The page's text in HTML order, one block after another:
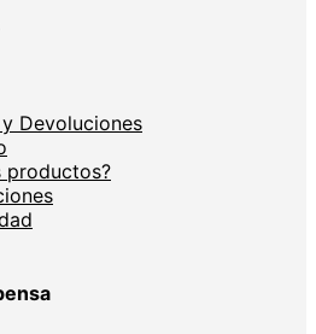
Devoluciones
productos?